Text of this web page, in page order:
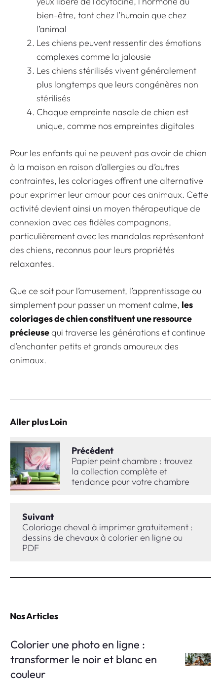
bien-être, tant chez l’humain que chez
l’animal
Les chiens peuvent ressentir des émotions
complexes comme la jalousie
Les chiens stérilisés vivent généralement
plus longtemps que leurs congénères non
stérilisés
Chaque empreinte nasale de chien est
unique, comme nos empreintes digitales
Pour les enfants qui ne peuvent pas avoir de chien
à la maison en raison d’allergies ou d’autres
contraintes, les coloriages offrent une alternative
pour exprimer leur amour pour ces animaux. Cette
activité devient ainsi un moyen thérapeutique de
connexion avec ces fidèles compagnons,
particulièrement avec les mandalas représentant
des chiens, reconnus pour leurs propriétés
relaxantes.
Que ce soit pour l’amusement, l’apprentissage ou
simplement pour passer un moment calme, les
coloriages de chien constituent une ressource
précieusequi traverse les générations et continue
d’enchanter petits et grands amoureux des
animaux.
Aller plus Loin
Précédent
Papier peint chambre : trouvez
la collection complète et
tendance pour votre chambre
Suivant
Coloriage cheval à imprimer gratuitement :
dessins de chevaux à colorier en ligne ou
PDF
Nos Articles
Colorier une photo en ligne :
transformer le noir et blanc en
couleur